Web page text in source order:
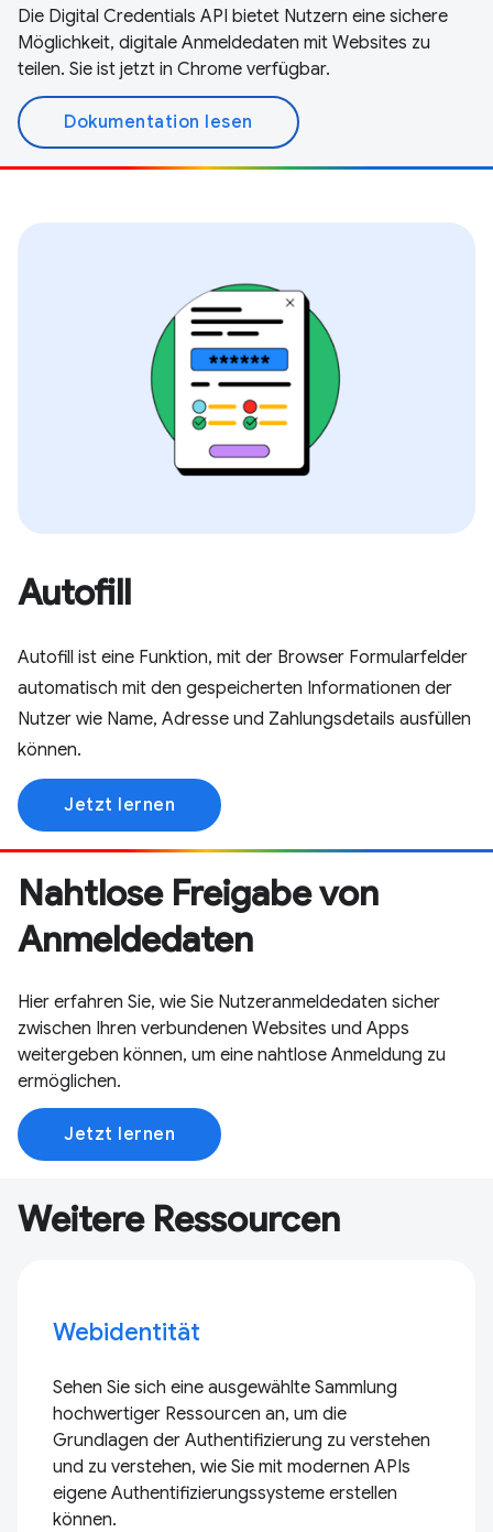
Die Digital Credentials API bietet Nutzern eine sichere
Möglichkeit, digitale Anmeldedaten mit Websites zu
teilen. Sie ist jetzt in Chrome verfügbar.
Dokumentation lesen
Autofill
Autofill ist eine Funktion, mit der Browser Formularfelder
automatisch mit den gespeicherten Informationen der
Nutzer wie Name, Adresse und Zahlungsdetails ausfüllen
können.
Jetzt lernen
Nahtlose Freigabe von
Anmeldedaten
Hier erfahren Sie, wie Sie Nutzeranmeldedaten sicher
zwischen Ihren verbundenen Websites und Apps
weitergeben können, um eine nahtlose Anmeldung zu
ermöglichen.
Jetzt lernen
Weitere Ressourcen
Webidentität
Sehen Sie sich eine ausgewählte Sammlung
hochwertiger Ressourcen an, um die
Grundlagen der Authentifizierung zu verstehen
und zu verstehen, wie Sie mit modernen APIs
eigene Authentifizierungssysteme erstellen
können.